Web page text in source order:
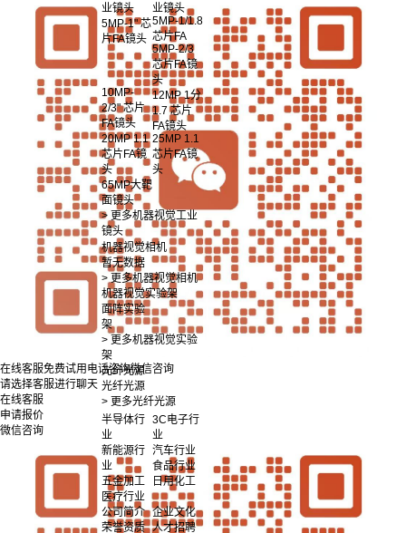
业镜头
业镜头
5MP-1" 芯
片FA镜头
5MP-1/1.8
芯片FA
5MP-2/3
芯片FA镜
头
10MP-
2/3" 芯片
FA镜头
12MP 1分
1.7 芯片
FA镜头
20MP 1.1
芯片FA镜
头
25MP 1.1
芯片FA镜
头
65MP大靶
面镜头
> 更多机器视觉工业
镜头
机器视觉相机
暂无数据
> 更多机器视觉相机
机器视觉实验架
面阵实验
架
> 更多机器视觉实验
架
光纤光源
光纤光源
> 更多光纤光源
半导体行
业
3C电子行
业
新能源行
业
汽车行业
食品行业
五金加工
日用化工
医疗行业
公司简介 企业文化
荣誉资质 人才招聘
在线客服免费试用 电话咨询微信咨询
请选择客服进行聊天
在线客服
申请报价
微信咨询